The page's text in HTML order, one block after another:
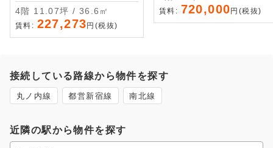
4階 11.07坪 / 36.6㎡
賃料: 227,273 円(税抜)
賃料: 720,000 円(税抜)
接続している路線から物件を探す
丸ノ内線 都営新宿線 南北線
近隣の駅から物件を探す